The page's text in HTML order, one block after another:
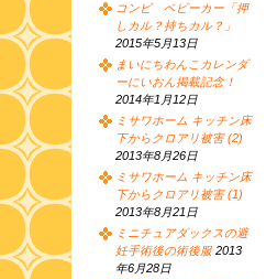
コンビ ベビーカー「押
しカル？持ちカル？」
2015年5月13日
まいにちわんこカレンダ
ーにいおん掲載記念！
2014年1月12日
ミサワホーム キッチン床
下からクロアリ被害 (2)
2013年8月26日
ミサワホーム キッチン床
下からクロアリ被害 (1)
2013年8月21日
ミニチュアダックスの避
妊手術後の術後服 2013
年6月28日